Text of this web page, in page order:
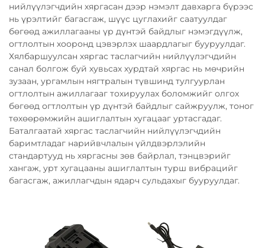
нийлүүлэгчдийн хяргасан дээр нэмэлт давхарга бүрээс
нь үрэлтийг багасгаж, шүүс цуглахийг саатуулдаг
бөгөөд ажиллагааны үр дүнтэй байдлыг нэмэгдүүлж,
огтлолтын хооронд цэвэрлэх шаардлагыг бууруулдаг.
Хялбаршуулсан хяргас таслагчийн нийлүүлэгчдийн
санал болгож буй хувьсах хурдтай хяргас нь мөчрийн
зузаан, ургамлын нягтралын түвшинд тулгуурлан
огтлолтын ажиллагааг тохируулах боломжийг олгох
бөгөөд огтлолтын үр дүнтэй байдлыг сайжруулж, тоног
төхөөрөмжийн ашиглалтын хугацааг уртасгадаг.
Баталгаатай хяргас таслагчийн нийлүүлэгчдийн
баримтладаг нарийвчлалын үйлдвэрлэлийн
стандартууд нь хяргасны зөв байрлал, тэнцвэрийг
хангаж, урт хугацааны ашиглалтын турш вибрацийг
багасгаж, ажиллагчдын ядарч сульдахыг бууруулдаг.